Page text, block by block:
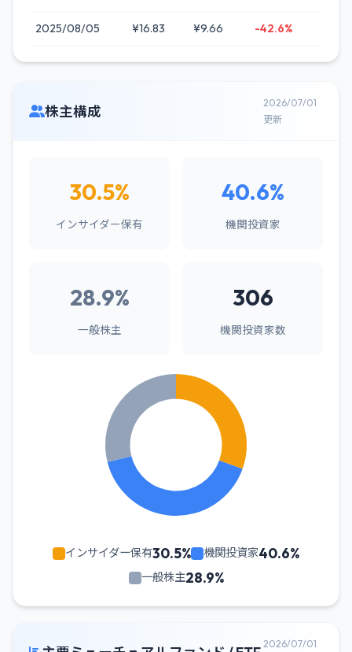
2025/08/05 ¥16.83 ¥9.66 -42.6%
株主構成
2026/07/01
更新
30.5%
インサイダー保有
40.6%
機関投資家
28.9%
一般株主
306
機関投資家数
インサイダー保有30.5% 機関投資家40.6%
一般株主28.9%
2026/07/01